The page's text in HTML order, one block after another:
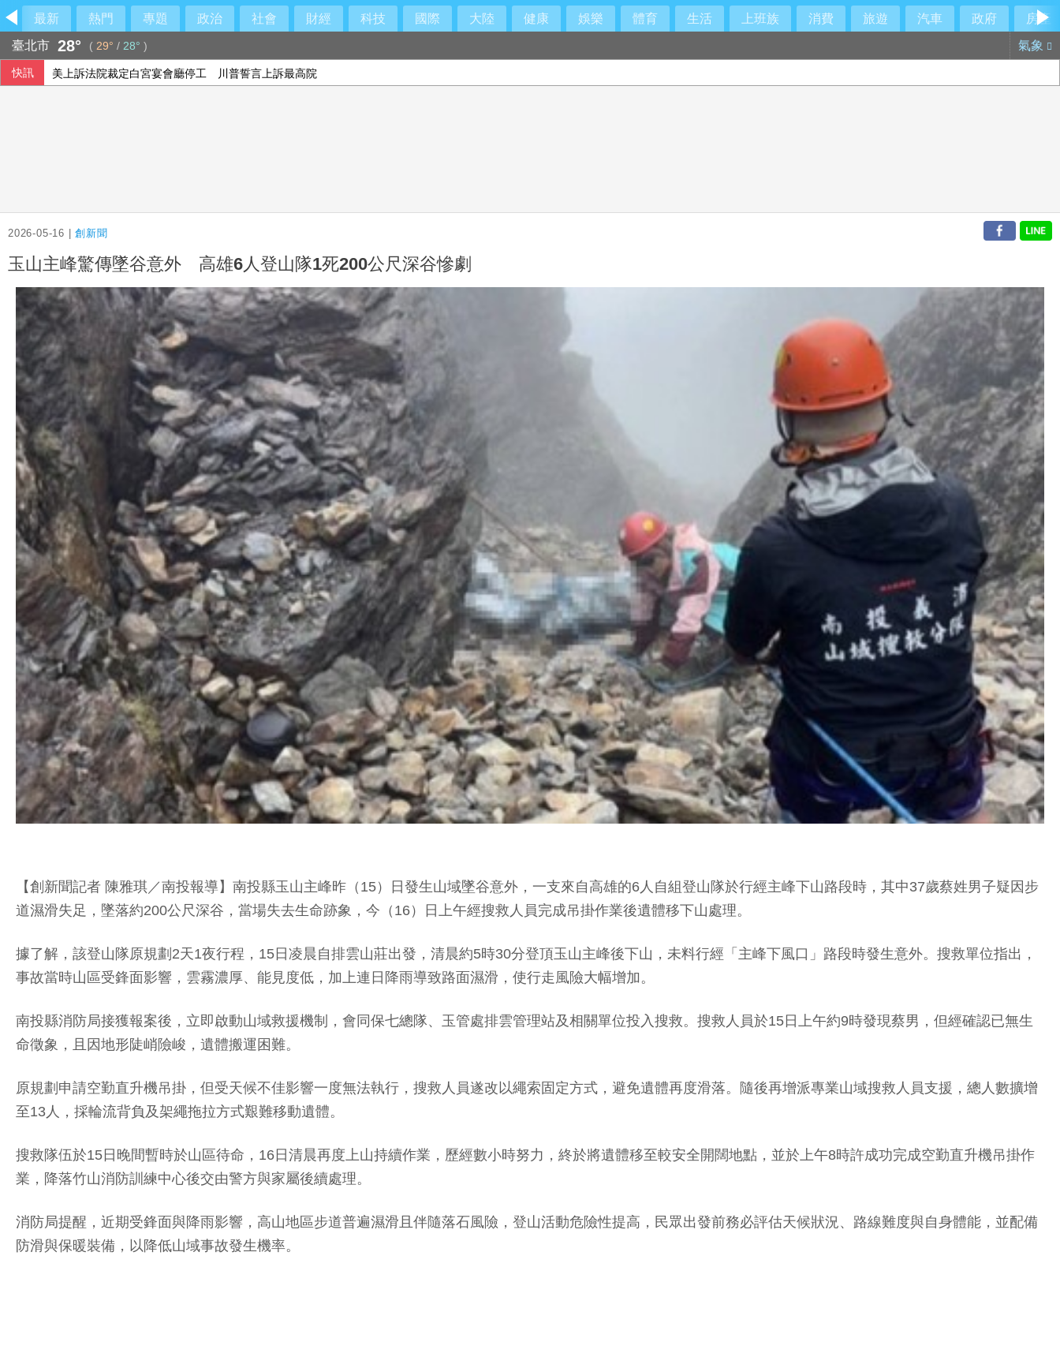
最新 熱門 專題 政治 社會 財經 科技 國際 大陸 健康 娛樂 體育 生活 上班族 消費 旅遊 汽車 政府
房產
臺北市 28° ( 29° / 28° ) 氣象
快訊 美上訴法院裁定白宮宴會廳停工 川普誓言上訴最高院
2026-05-16 |創新聞
玉山主峰驚傳墜谷意外 高雄6人登山隊1死200公尺深谷慘劇
【創新聞記者 陳雅琪／南投報導】南投縣玉山主峰昨（15）日發生山域墜谷意外，一支來自高雄的6人自組登山隊於行經主峰下山路段時，其中37歲蔡姓男子疑因步
道濕滑失足，墜落約200公尺深谷，當場失去生命跡象，今（16）日上午經搜救人員完成吊掛作業後遺體移下山處理。
據了解，該登山隊原規劃2天1夜行程，15日凌晨自排雲山莊出發，清晨約5時30分登頂玉山主峰後下山，未料行經「主峰下風口」路段時發生意外。搜救單位指出，
事故當時山區受鋒面影響，雲霧濃厚、能見度低，加上連日降雨導致路面濕滑，使行走風險大幅增加。
南投縣消防局接獲報案後，立即啟動山域救援機制，會同保七總隊、玉管處排雲管理站及相關單位投入搜救。搜救人員於15日上午約9時發現蔡男，但經確認已無生
命徵象，且因地形陡峭險峻，遺體搬運困難。
原規劃申請空勤直升機吊掛，但受天候不佳影響一度無法執行，搜救人員遂改以繩索固定方式，避免遺體再度滑落。隨後再增派專業山域搜救人員支援，總人數擴增
至13人，採輪流背負及架繩拖拉方式艱難移動遺體。
搜救隊伍於15日晚間暫時於山區待命，16日清晨再度上山持續作業，歷經數小時努力，終於將遺體移至較安全開闊地點，並於上午8時許成功完成空勤直升機吊掛作
業，降落竹山消防訓練中心後交由警方與家屬後續處理。
消防局提醒，近期受鋒面與降雨影響，高山地區步道普遍濕滑且伴隨落石風險，登山活動危險性提高，民眾出發前務必評估天候狀況、路線難度與自身體能，並配備
防滑與保暖裝備，以降低山域事故發生機率。